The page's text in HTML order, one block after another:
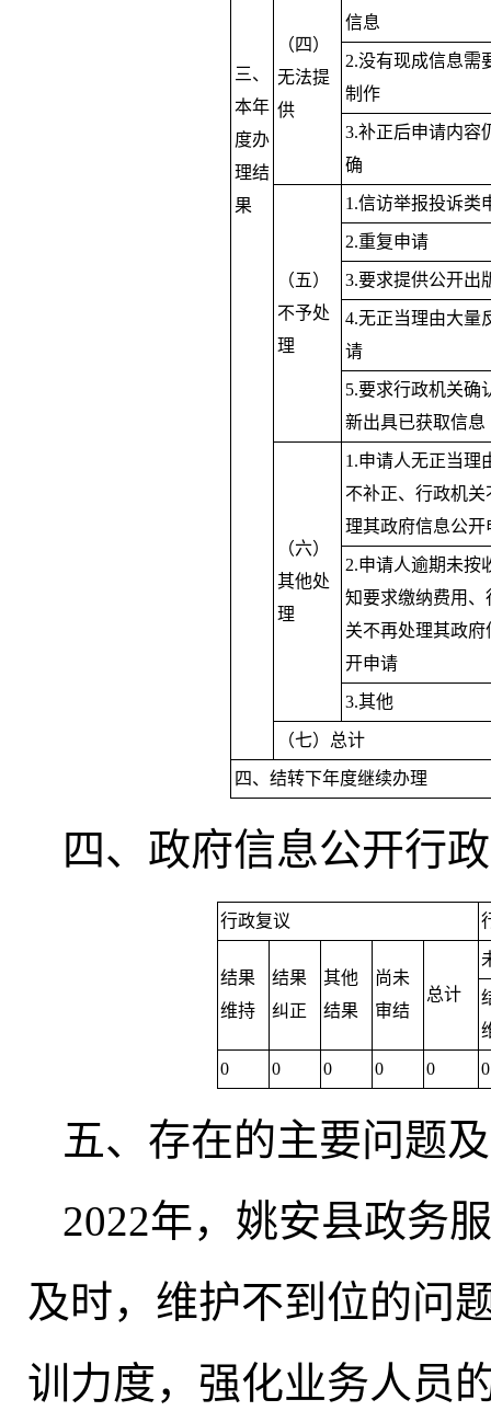
三、
本年
度办
理结
果
（四）
无法提
供
信息
2.没有现成信息需
制作
3.补正后申请内容
确
（五）
不予处
理
1.信访举报投诉类
2.重复申请
3.要求提供公开出
4.无正当理由大量
请
5.要求行政机关确
新出具已获取信息
（六）
其他处
理
1.申请人无正当理
不补正、行政机关
理其政府信息公开
2.申请人逾期未按
知要求缴纳费用、
关不再处理其政府
开申请
3.其他
（七）总计
四、结转下年度继续办理
四、政府信息公开行
行政复议
结果
维持
结果
纠正
其他
结果
尚未
审结
总计
0 0 0 0 0 0
五、存在的主要问题
2022年， 姚安县政务
及时，维护不到位的问
训力度，强化业务人员